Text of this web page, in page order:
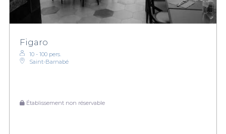
Figaro
10 - 100 pers.
Saint-Barnabé
Établissement non réservable